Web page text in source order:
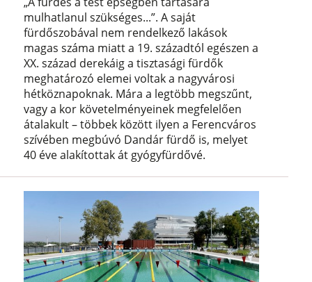
mulhatlanul szükséges...”. A saját
fürdőszobával nem rendelkező lakások
magas száma miatt a 19. századtól egészen a
XX. század derekáig a tisztasági fürdők
meghatározó elemei voltak a nagyvárosi
hétköznapoknak. Mára a legtöbb megszűnt,
vagy a kor követelményeinek megfelelően
átalakult – többek között ilyen a Ferencváros
szívében megbúvó Dandár fürdő is, melyet
40 éve alakítottak át gyógyfürdővé.